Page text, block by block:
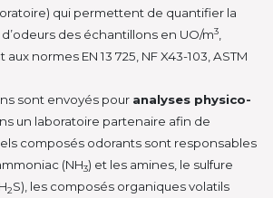
qui permettent de quantifier la
des échantillons en UO/m3
normes EN 13 725, NF X43-103, ASTM
sont envoyés pour analyses physico-
un laboratoire partenaire afin de
composés odorants sont responsables
(NH3) et les amines, le sulfure
2S), les composés organiques volatils